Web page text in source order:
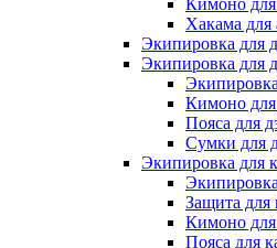
Кимоно
Хакама для
Экипировка для
Экипировка для
Кимоно
Пояса для
Сумки для
Экипировка для
Защита для
Кимоно для
Пояса для